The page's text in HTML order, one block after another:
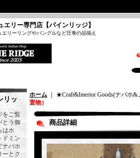
エリー専門店【パインリッジ】
リーリングやバングルなど圧巻の品揃え
リッ
をご覧
とう御
はホ
ドミン
ナバホ
ーとク
ホーム ｜ ★Craft&Interior Goods(ナバホ
置物）
商品詳細